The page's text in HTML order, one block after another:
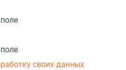
своих данных